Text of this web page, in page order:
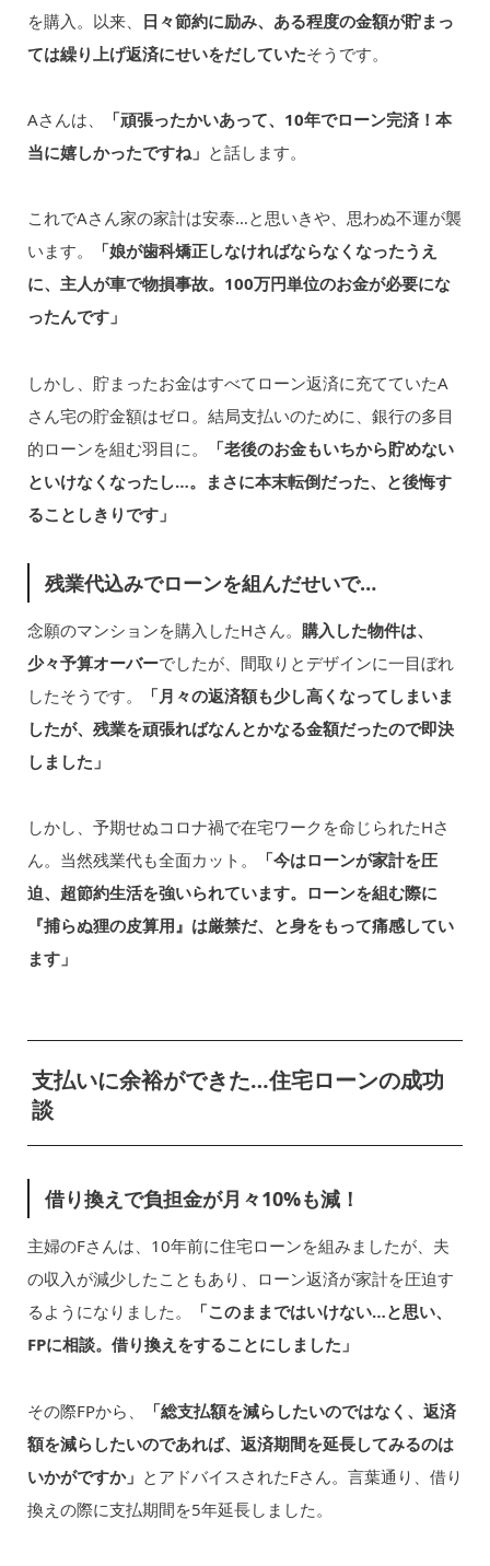
を購入。以来、
日々節約に励み、ある程度の金額が貯まっ
ては繰り上げ返済にせいをだしていたそうです。
Aさんは、
「頑張ったかいあって、10年でローン完済！本
当に嬉しかったですね」 と話します。
これでAさん家の家計は安泰…と思いきや、思わぬ不運が襲
います。
「娘が歯科矯正しなければならなくなったうえ
に、主人が車で物損事故。100万円単位のお金が必要にな
ったんです」
しかし、貯まったお金はすべてローン返済に充てていたA
さん宅の貯金額はゼロ。結局支払いのために、銀行の多目
的ローンを組む羽目に。
「老後のお金もいちから貯めない
といけなくなったし…。まさに本末転倒だった、と後悔す
ることしきりです」
残業代込みでローンを組んだせいで…
念願のマンションを購入したHさん。 購入した物件は、
少々予算オーバーでしたが、間取りとデザインに一目ぼれ
したそうです。
「月々の返済額も少し高くなってしまいま
したが、残業を頑張ればなんとかなる金額だったので即決
しました」
しかし、予期せぬコロナ禍で在宅ワークを命じられたHさ
ん。当然残業代も全面カット。
「今はローンが家計を圧
迫、超節約生活を強いられています。ローンを組む際に
『捕らぬ狸の皮算用』は厳禁だ、と身をもって痛感してい
ます」
支払いに余裕ができた…住宅ローンの成功
談
借り換えで負担金が月々10%も減！
主婦のFさんは、10年前に住宅ローンを組みましたが、夫
の収入が減少したこともあり、ローン返済が家計を圧迫す
るようになりました。
「このままではいけない…と思い、
FPに相談。借り換えをすることにしました」
その際FPから、
「総支払額を減らしたいのではなく、返済
額を減らしたいのであれば、返済期間を延長してみるのは
いかがですか」 とアドバイスされたFさん。言葉通り、借り
換えの際に支払期間を5年延長しました。